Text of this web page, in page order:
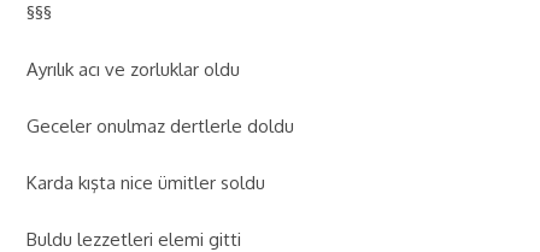
§§§
Ayrılık acı ve zorluklar oldu
Geceler onulmaz dertlerle doldu
Karda kışta nice ümitler soldu
Buldu lezzetleri elemi gitti